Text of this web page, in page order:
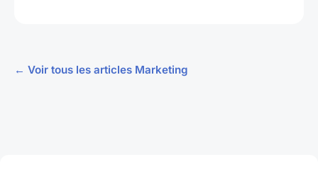
← Voir tous les articles Marketing